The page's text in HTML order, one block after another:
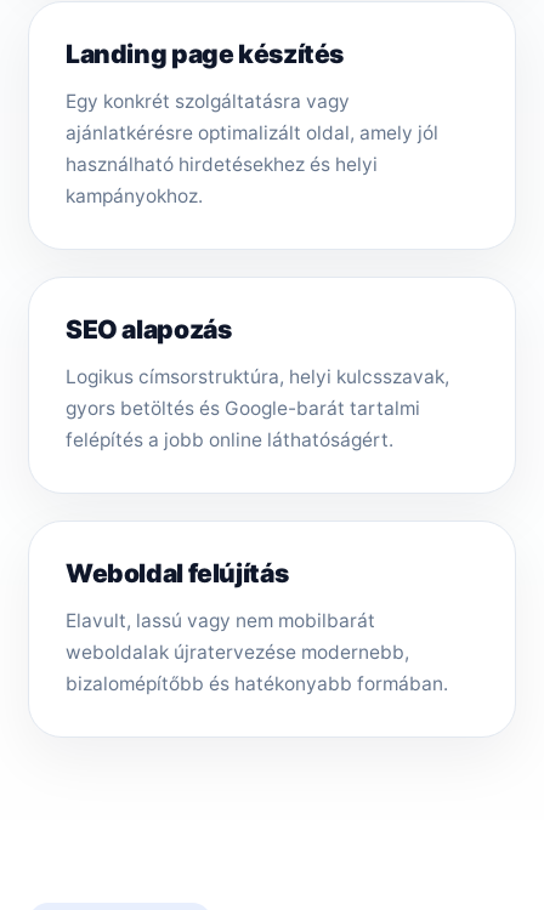
Landing page készítés
Egy konkrét szolgáltatásra vagy
ajánlatkérésre optimalizált oldal, amely jól
használható hirdetésekhez és helyi
kampányokhoz.
SEO alapozás
Logikus címsorstruktúra, helyi kulcsszavak,
gyors betöltés és Google-barát tartalmi
felépítés a jobb online láthatóságért.
Weboldal felújítás
Elavult, lassú vagy nem mobilbarát
weboldalak újratervezése modernebb,
bizalomépítőbb és hatékonyabb formában.